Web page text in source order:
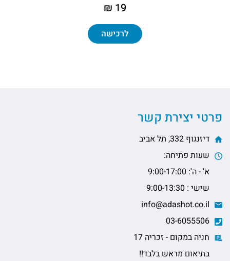
19 ₪
לרכישה
פרטי יצירת קשר
דיזנגוף 332, תל אביב
שעות פתיחה:
א' - ה': 9:00-17:00
שישי : 9:00-13:30
חניה במקום - זכריה 17
בתיאום מראש בלבד!!